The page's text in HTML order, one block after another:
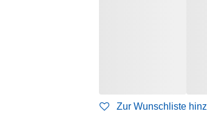
Zur Wunschliste